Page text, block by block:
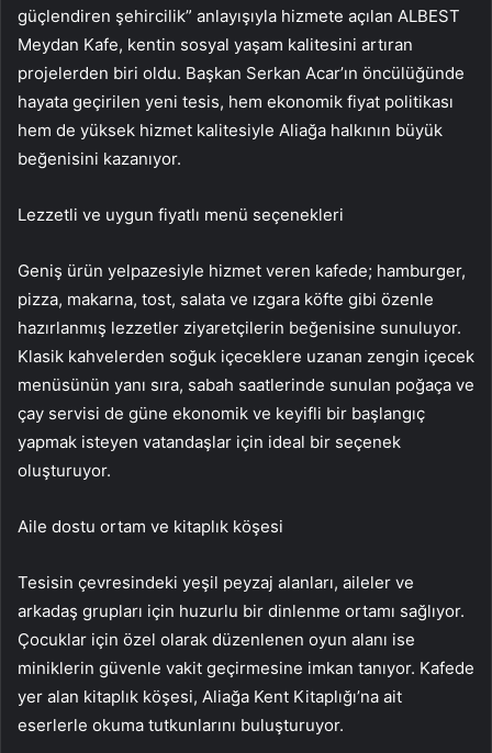
güçlendiren şehircilik” anlayışıyla hizmete açılan ALBEST
Meydan Kafe, kentin sosyal yaşam kalitesini artıran
projelerden biri oldu. Başkan Serkan Acar’ın öncülüğünde
hayata geçirilen yeni tesis, hem ekonomik fiyat politikası
hem de yüksek hizmet kalitesiyle Aliağa halkının büyük
beğenisini kazanıyor.
Lezzetli ve uygun fiyatlı menü seçenekleri
Geniş ürün yelpazesiyle hizmet veren kafede; hamburger,
pizza, makarna, tost, salata ve ızgara köfte gibi özenle
hazırlanmış lezzetler ziyaretçilerin beğenisine sunuluyor.
Klasik kahvelerden soğuk içeceklere uzanan zengin içecek
menüsünün yanı sıra, sabah saatlerinde sunulan poğaça ve
çay servisi de güne ekonomik ve keyifli bir başlangıç
yapmak isteyen vatandaşlar için ideal bir seçenek
oluşturuyor.
Aile dostu ortam ve kitaplık köşesi
Tesisin çevresindeki yeşil peyzaj alanları, aileler ve
arkadaş grupları için huzurlu bir dinlenme ortamı sağlıyor.
Çocuklar için özel olarak düzenlenen oyun alanı ise
miniklerin güvenle vakit geçirmesine imkan tanıyor. Kafede
yer alan kitaplık köşesi, Aliağa Kent Kitaplığı’na ait
eserlerle okuma tutkunlarını buluşturuyor.